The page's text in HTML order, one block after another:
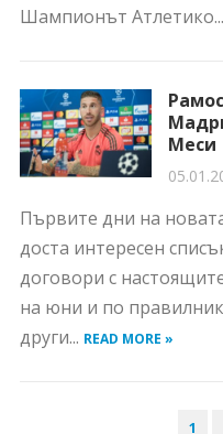
Шампионът Атлетико...
Меси
Първите дни на
доста интересен
договори с
на юни и по
други... READ MORE »
1